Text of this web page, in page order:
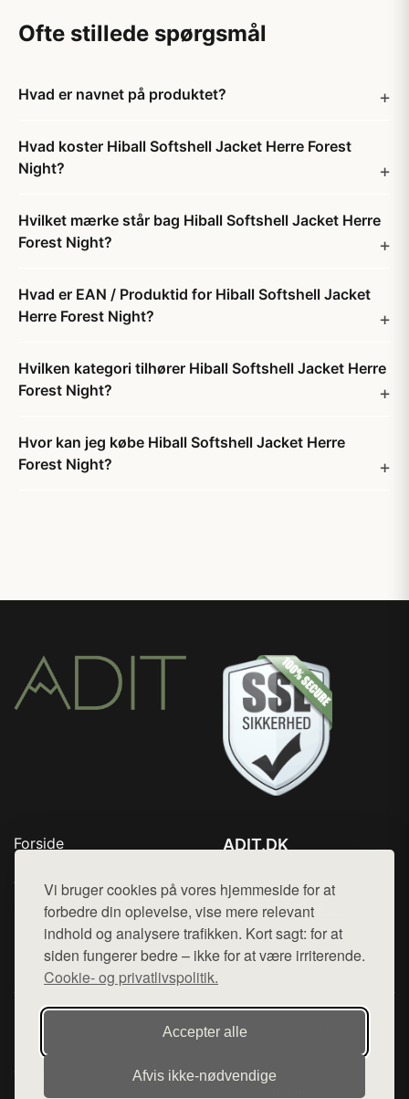
Vi bruger cookies på vores hjemmeside for at
forbedre din oplevelse, vise mere relevant
indhold og analysere trafikken. Kort sagt: for at
siden fungerer bedre – ikke for at være irriterende.
Cookie- og privatlivspolitik.
Accepter alle
Afvis ikke‑nødvendige
Ofte stillede spørgsmål
Hvad er navnet på produktet?
Hvad koster Hiball Softshell Jacket Herre Forest
Night?
Hvilket mærke står bag Hiball Softshell Jacket Herre
Forest Night?
Hvad er EAN / Produktid for Hiball Softshell Jacket
Herre Forest Night?
Hvilken kategori tilhører Hiball Softshell Jacket Herre
Forest Night?
Hvor kan jeg købe Hiball Softshell Jacket Herre
Forest Night?
Forside
Top Rabatter
Blog
Kontakt
ADIT.DK
Mail: hej@want.dk
Cookie- og privatlivspolitik
Denne side er en del af want.dk, der udgiver en række
hjemmesider med præsentation af forskellige produkter fra
diverse webshops. Der sælges ikke varer fra denne side - vi
henviser til de shops, som sælger varen. Vi har heller ikke